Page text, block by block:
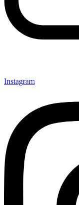
Instagram